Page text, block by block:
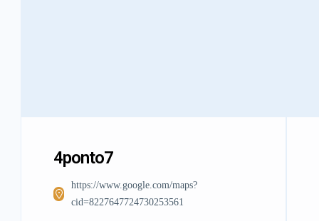
4ponto7
https://www.google.com/maps?
cid=8227647724730253561